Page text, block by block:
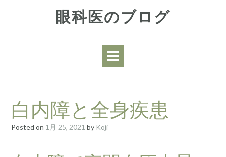
眼科医のブログ
白内障と全身疾患
Posted on 1月 25, 2021 by Koji